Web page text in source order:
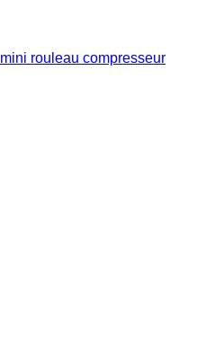
mini rouleau compresseur